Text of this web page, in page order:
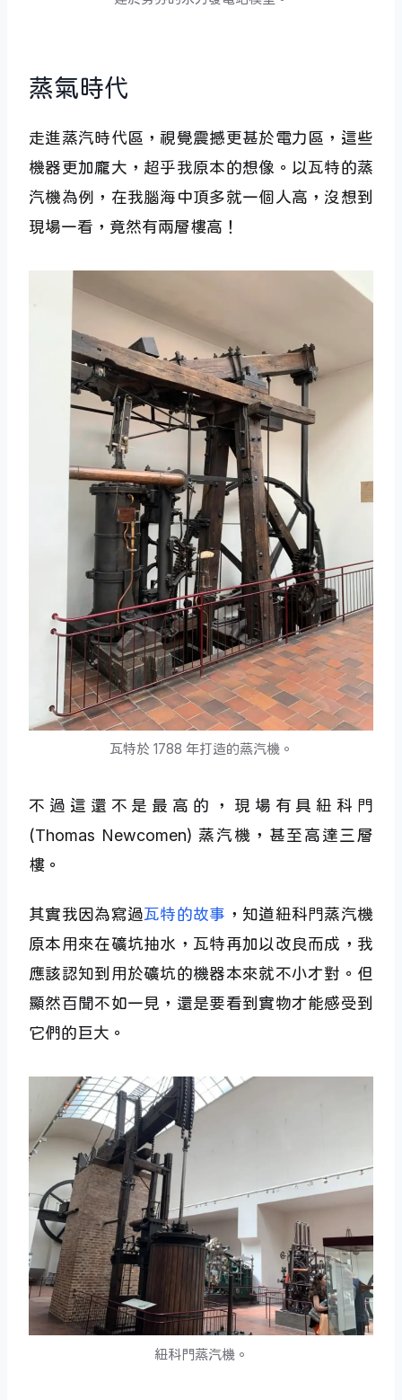
蒸氣時代
走進蒸汽時代區，視覺震撼更甚於電力區，這些
機器更加龐大，超乎我原本的想像。以瓦特的蒸
汽機為例，在我腦海中頂多就一個人高，沒想到
現場一看，竟然有兩層樓高！
瓦特於 1788 年打造的蒸汽機。
不過這還不是最高的，現場有具紐科門
(Thomas Newcomen) 蒸汽機，甚至高達三層
樓。
其實我因為寫過瓦特的故事 ，知道紐科門蒸汽機
原本用來在礦坑抽水，瓦特再加以改良而成，我
應該認知到用於礦坑的機器本來就不小才對。但
顯然百聞不如一見，還是要看到實物才能感受到
它們的巨大。
紐科門蒸汽機。